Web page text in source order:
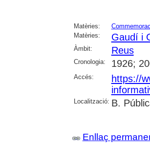
Matèries:
Matèries:
Gaudí i
Àmbit: Reus
Cronologia: 1926;
Accés:
https://
Localització: B.
Enllaç